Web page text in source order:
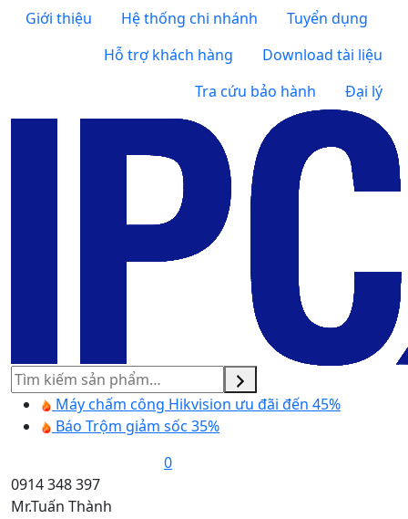
Giới thiệu Hệ thống chi nhánh
Tuyển dụng
Hỗ trợ khách hàng
Download tài liệu
Tra cứu bảo hành
Đại lý
Tìm
kiếm
Máy chấm công Hikvision ưu đãi đến 45%
Báo Trộm giảm sốc 35%
0
0914 348 397
Mr.Tuấn Thành